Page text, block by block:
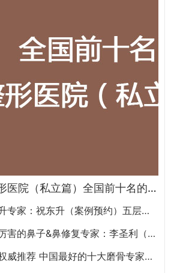
全国前十名的整形医院（私立篇）全国前十名的私立整形医院排名大全
中国最好的面部提升专家：祝东升（案例预约）五层面部提升怎么样？
上海九院整形科最厉害的鼻子&鼻修复专家：李圣利（简介、案例、预约）
国内十大磨骨专家权威推荐 中国最好的十大磨骨专家排名